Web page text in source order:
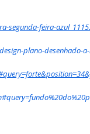
feira-
plano-